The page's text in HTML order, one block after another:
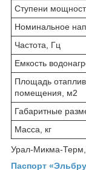
Ступени
Номинальное
Частота, Гц
Емкость
Площадь
помещения, м2
Габаритные
Масса, кг
Урал-Микма-
Паспорт